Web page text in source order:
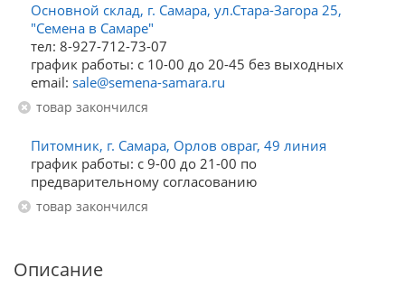
Основной склад, г. Самара, ул.Стара-Загора 25,
"Семена в Самаре"
тел: 8-927-712-73-07
график работы: с 10-00 до 20-45 без выходных
email: sale@semena-samara.ru
Товар закончился
Питомник, г. Самара, Орлов овраг, 49 линия
график работы: с 9-00 до 21-00 по
предварительному согласованию
Товар закончился
Описание